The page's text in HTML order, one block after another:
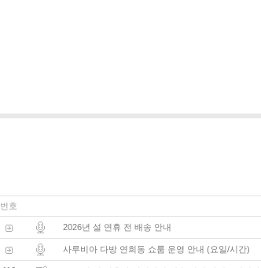
번호
2026년 설 연휴 전 배송 안내
사루비아 다방 연희동 쇼룸 운영 안내 (요일/시간)